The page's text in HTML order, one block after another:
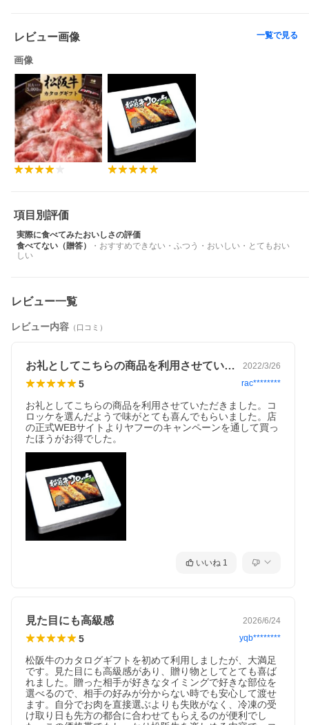
IA
5,000円
IE
30,000円
IF
50,000円
レビュー画像 一覧で見る
画像
項目別評価
実際に食べてみたおいしさの評価
食べてない（贈答）
・ おすすめできない ・ ふつう ・ おいしい ・ とてもおい
しい
レビュー一覧
レビュー内容 （口コミ）
お礼としてこちらの商品を利用させていた… 2022/3/26
5 rac********
お礼としてこちらの商品を利用させていただきました。コ
ロッケを選んだようで味がとても喜んでもらいました。店
の正式WEBサイトよりヤフーのキャンペーンを通して買っ
たほうがお得でした。
いいね 1
見た目にも高級感 2026/6/24
5 yqb********
松阪牛のカタログギフトを初めて利用しましたが、大満足
です。見た目にも高級感があり、贈り物としてとても喜ば
れました。贈った相手が好きなタイミングで好きな部位を
選べるので、相手の好みが分からない時でも安心して渡せ
ます。自分でお肉を直接選ぶよりも失敗がなく、冷凍の受
け取り日も先方の都合に合わせてもらえるのが便利でし